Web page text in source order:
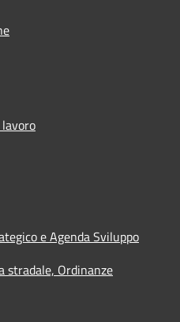
e Agenda Sviluppo
stradale, Ordinanze